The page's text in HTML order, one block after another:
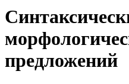
предложений